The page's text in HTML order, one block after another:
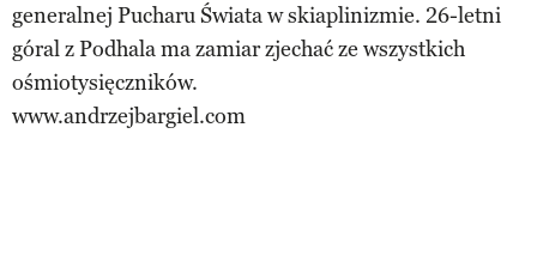
generalnej Pucharu Świata w skiaplinizmie. 26-letni
góral z Podhala ma zamiar zjechać ze wszystkich
ośmiotysięczników.
www.andrzejbargiel.com